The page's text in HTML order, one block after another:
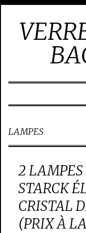
LAMPES
2 LAMPES
STARCK
CRISTAL
(PRIX À